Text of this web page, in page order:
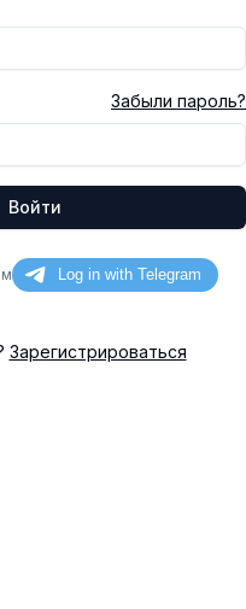
Забыли пароль?
Войти
Зарегистрироваться